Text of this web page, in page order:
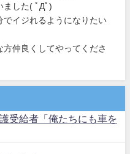
ました( ﾟДﾟ)
でイジれるようになりたい
方仲良くしてやってくださ
受給者「俺たちにも車を